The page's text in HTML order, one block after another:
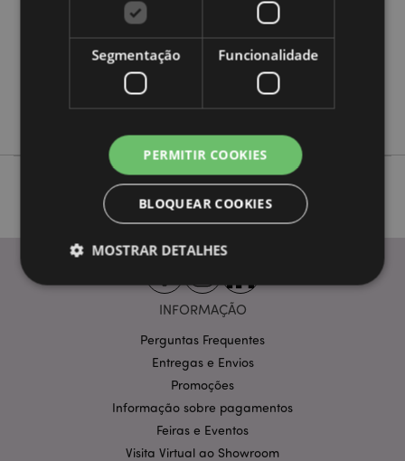
0.053000
Não
Não
Wallace & Gromit
INFORMAÇÃO
Perguntas Frequentes
Entregas e Envios
Promoções
Informação sobre pagamentos
Feiras e Eventos
Visita Virtual ao Showroom
Segmentação Funcionalidade
PERMITIR COOKIES
BLOQUEAR COOKIES
MOSTRAR DETALHES
Segmentação
Funcionalidade
Os cookies estritamente necessários permitem
funcionalidades centrais do website, tais como login
de utilizador e gestão de conta. O sítio web não
pode ser utilizado correctamente sem os cookies
estritamente necessários.